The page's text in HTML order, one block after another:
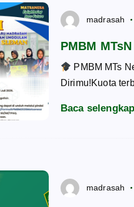
madrasah
PMBM
PMBM MTs
Dirimu!Kuota
Baca
madrasah